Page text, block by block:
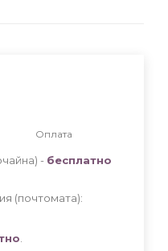
Оплата
- бесплатно
(почтомата):